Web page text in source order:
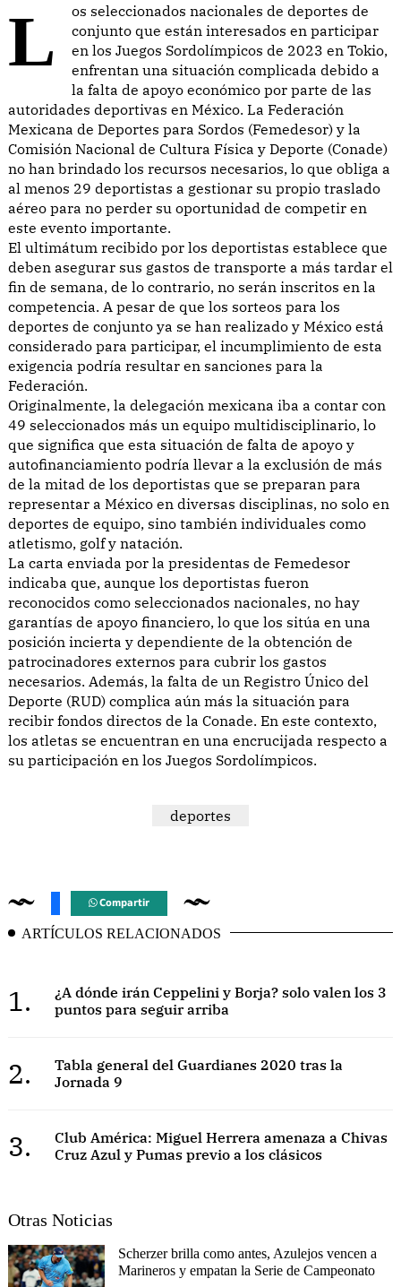
Los seleccionados nacionales de deportes de
conjunto que están interesados en participar
en los Juegos Sordolímpicos de 2023 en Tokio,
enfrentan una situación complicada debido a
la falta de apoyo económico por parte de las
autoridades deportivas en México. La Federación
Mexicana de Deportes para Sordos (Femedesor) y la
Comisión Nacional de Cultura Física y Deporte (Conade)
no han brindado los recursos necesarios, lo que obliga a
al menos 29 deportistas a gestionar su propio traslado
aéreo para no perder su oportunidad de competir en
este evento importante.
El ultimátum recibido por los deportistas establece que
deben asegurar sus gastos de transporte a más tardar el
fin de semana, de lo contrario, no serán inscritos en la
competencia. A pesar de que los sorteos para los
deportes de conjunto ya se han realizado y México está
considerado para participar, el incumplimiento de esta
exigencia podría resultar en sanciones para la
Federación.
Originalmente, la delegación mexicana iba a contar con
49 seleccionados más un equipo multidisciplinario, lo
que significa que esta situación de falta de apoyo y
autofinanciamiento podría llevar a la exclusión de más
de la mitad de los deportistas que se preparan para
representar a México en diversas disciplinas, no solo en
deportes de equipo, sino también individuales como
atletismo, golf y natación.
La carta enviada por la presidentas de Femedesor
indicaba que, aunque los deportistas fueron
reconocidos como seleccionados nacionales, no hay
garantías de apoyo financiero, lo que los sitúa en una
posición incierta y dependiente de la obtención de
patrocinadores externos para cubrir los gastos
necesarios. Además, la falta de un Registro Único del
Deporte (RUD) complica aún más la situación para
recibir fondos directos de la Conade. En este contexto,
los atletas se encuentran en una encrucijada respecto a
su participación en los Juegos Sordolímpicos.
deportes
Compartir
ARTÍCULOS RELACIONADOS
1.
¿A dónde irán Ceppelini y Borja? solo valen los 3
puntos para seguir arriba
2.
Tabla general del Guardianes 2020 tras la
Jornada 9
3.
Club América: Miguel Herrera amenaza a Chivas
Cruz Azul y Pumas previo a los clásicos
Otras Noticias
Scherzer brilla como antes, Azulejos vencen a
Marineros y empatan la Serie de Campeonato